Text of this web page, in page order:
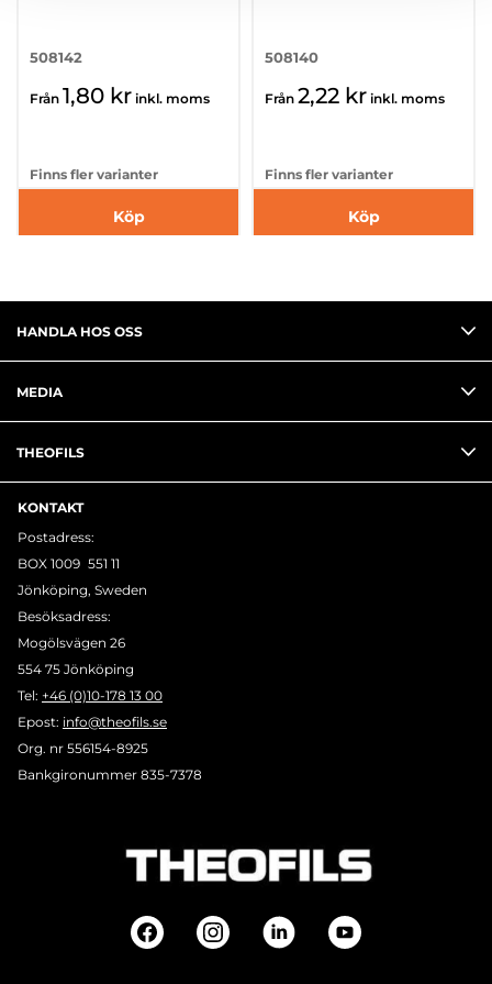
508142
Från 1,80 kr inkl. moms
Finns fler varianter
Köp
508140
Från 2,22 kr inkl. moms
Finns fler varianter
Köp
HANDLA HOS OSS
MEDIA
THEOFILS
KONTAKT
Postadress:
BOX 1009 551 11
Jönköping, Sweden
Besöksadress:
Mogölsvägen 26
554 75 Jönköping
Tel: +46 (0)10-178 13 00
Epost: info@theofils.se
Org. nr 556154-8925
Bankgironummer 835-7378